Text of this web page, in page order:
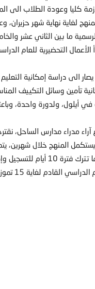
نيسان الحالي وإنتهاء الأزمة كليا وعودة
لغاية نهاية شهر حزيران،
ما بين الثاني عشر
منه، فيما تبدأ الأعمال التحضيرية
الى دراسة إمكانية
تأمين وسائل التكييف
أيلول، ولدورة واحدة،
مدراء مدارس الساحل،
المنهج خلال شهرين،
الإمتحانات المدرسية والرسمية لغاية العشرين من تشرين